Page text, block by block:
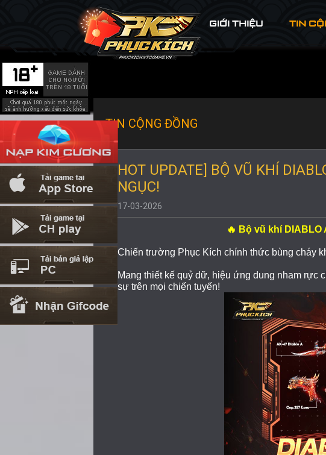
GIỚI THIỆU TIN
TIN CỘNG ĐỒNG
HOT UPDATE] BỘ VŨ KHÍ
NGỤC!
17-03-2026
🔥 Bộ vũ khí
Chiến trường Phục Kích chính thức bùng cháy
Mang thiết kế quỷ dữ, hiệu ứng dung nham rực
sự trên mọi chiến tuyến!